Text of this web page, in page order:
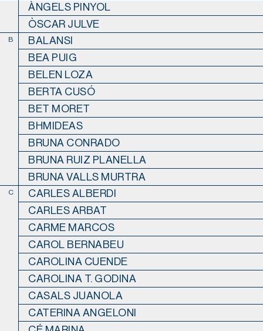
ÀNGELS PINYOL
ÒSCAR JULVE
B
BALANSI
BEA PUIG
BELEN LOZA
BERTA CUSÓ
BET MORET
BHMIDEAS
BRUNA CONRADO
BRUNA RUIZ PLANELLA
BRUNA VALLS MURTRA
C
CARLES ALBERDI
CARLES ARBAT
CARME MARCOS
CAROL BERNABEU
CAROLINA CUENDE
CAROLINA T. GODINA
CASALS JUANOLA
CATERINA ANGELONI